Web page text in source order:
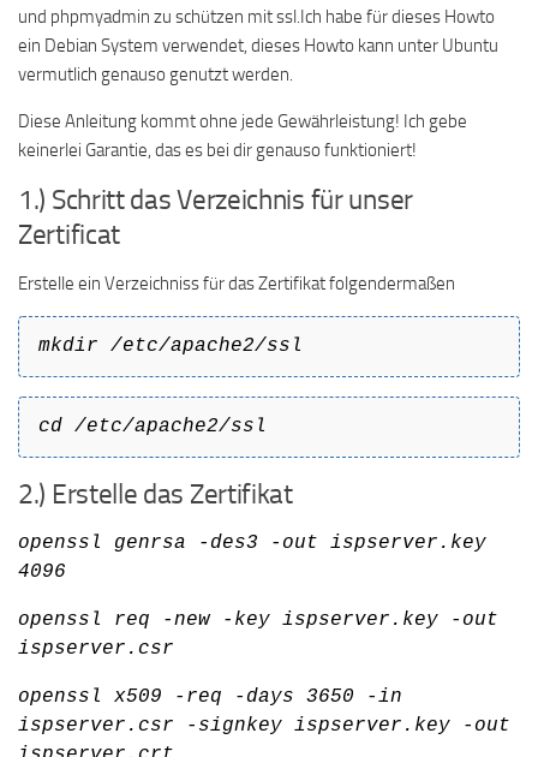
und phpmyadmin zu schützen mit ssl.Ich habe für dieses Howto
ein Debian System verwendet, dieses Howto kann unter Ubuntu
vermutlich genauso genutzt werden.
Diese Anleitung kommt ohne jede Gewährleistung! Ich gebe
keinerlei Garantie, das es bei dir genauso funktioniert!
1.) Schritt das Verzeichnis für unser
Zertificat
Erstelle ein Verzeichniss für das Zertifikat folgendermaßen
mkdir /etc/apache2/ssl
cd /etc/apache2/ssl
2.) Erstelle das Zertifikat
openssl genrsa -des3 -out ispserver.key
4096
openssl req -new -key ispserver.key -out
ispserver.csr
openssl x509 -req -days 3650 -in
ispserver.csr -signkey ispserver.key -out